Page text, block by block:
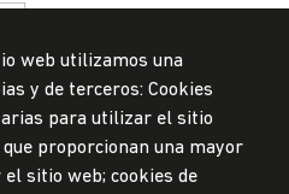
web utilizamos una
y de terceros: Cookies
para utilizar el sitio
proporcionan una mayor
sitio web; cookies de